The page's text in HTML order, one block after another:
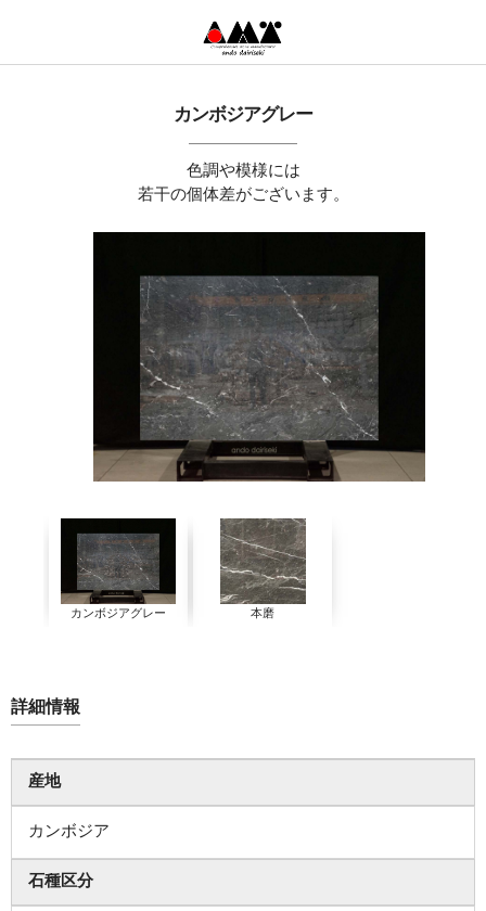
カンボジアグレー
色調や模様には
若干の個体差がございます。
カンボジアグレー 本磨
詳細情報
産地
カンボジア
石種区分